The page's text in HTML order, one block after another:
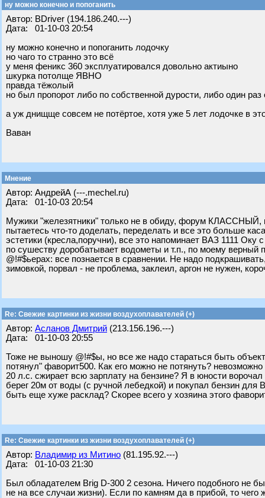
ну можно конечно и попоганить
Автор: BDriver (194.186.240.---)
Дата: 01-10-03 20:54
ну можно конечно и попоганить лодочку
но чаго то странно это всё
у меня феникс 360 эксплуатировался довольно актиыно
шкурка потолще ЯВНО
правда тёжолый
но был пропорот либо по собственной дурости, либо один
а уж днищще совсем не потёртое, хотя уже 5 лет лодочке в
Ваван
Мнение
Автор: АндрейА (---.mechel.ru)
Дата: 01-10-03 20:54
Мужики "железятники" только не в обиду, форум КЛАССНЫЙ,
пытаетесь что-то доделать, переделать и все это больше
эстетики (кресла,поручни), все это напоминает ВАЗ 1111
по сушеству доробатывает водометы и т.п., по моему верный
@!#$ьерах: все познается в сравнении. Не надо
зимовкой, порвал - не проблема, заклеил, аргон не нужен,
Re: Свежие картинки из жизни воздухоплавателей (+)
Автор: Асланов Дмитрий (213.156.196.---)
Дата: 01-10-03 20:55
Тоже не выношу @!#$ы, но все же надо стараться быть
потянул" фаворит500. Как его можно не потянуть?
20 л.с. сжирает всю зарплату на бензине? Я в юности
берег 20м от воды (с ручной лебедкой) и покупал бензин для
быть еще хуже расклад? Скорее всего у хозяина этого
Re: Свежие картинки из жизни воздухоплавателей (+)
Автор: Владимир из Митино (81.195.92.---)
Дата: 01-10-03 21:30
Был обладателем Brig D-300 2 сезона. Ничего подобного не
не на все случаи жизни). Если по камням да в прибой, то чего